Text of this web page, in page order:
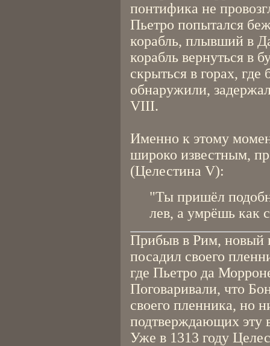
понтифика не
Пьетро попытался
корабль, плывший в
корабль вернуться в
скрыться в горах, где
обнаружили,
VIII.
Именно к этому
широко известным,
(Целестина V):
"Ты пришёл
лев, а умрёшь как
Прибыв в Рим, новый
посадил своего
где Пьетро да
Поговаривали, что
своего пленника, но
подтверждающих эту
Уже в 1313 году